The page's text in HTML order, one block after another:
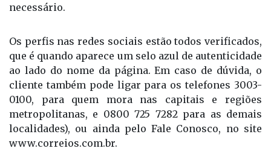
nome e a marca dos Correios. Quando identificada
cabíveis, conforme o caso, e reporta os casos às
autoridades de segurança da informação, quando
necessário.
Os perfis nas redes sociais estão todos verificados,
que é quando aparece um selo azul de autenticidade
ao lado do nome da página. Em caso de dúvida, o
cliente também pode ligar para os telefones 3003-